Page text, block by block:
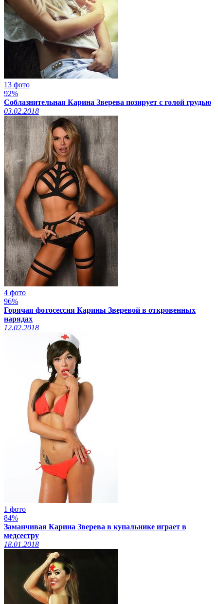
13 фото
92%
Соблазнительная Карина Зверева позирует с голой грудью
03.02.2018
4 фото
96%
Горячая фотосессия Карины Зверевой в откровенных
нарядах
12.02.2018
1 фото
84%
Заманчивая Карина Зверева в купальнике играет в
медсестру
18.01.2018